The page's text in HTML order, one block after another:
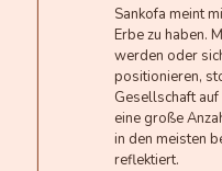
Sankofa meint
Erbe zu haben.
werden oder
positionieren,
Gesellschaft
eine große
in den meisten
reflektiert.